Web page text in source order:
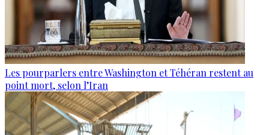
Les pourparlers entre Washington et Téhéran restent au
point mort, selon l’Iran